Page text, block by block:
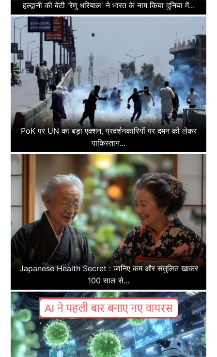
हल्द्वानी की बेटी 'रेणु धरियाल' ने भारत के नाम किया दुनिया में...
PoK पर UN का बड़ा एक्शन, प्रदर्शनकारियों पर दमन को लेकर
पाकिस्तान...
Japanese Health Secret : जानिए कम और संतुलित खाकर
100 साल से...